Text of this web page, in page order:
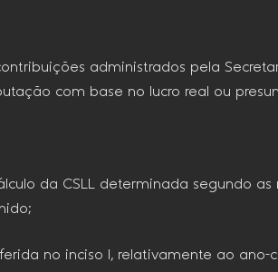
administrados pela
com base no lucro real ou
da CSLL determinada segundo
no inciso I, relativamente ao